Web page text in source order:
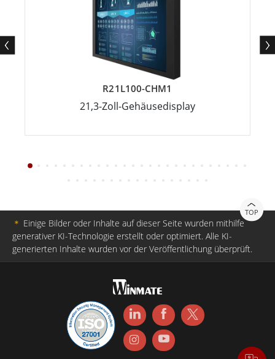
R21L100-CHM1
21,3-Zoll-Gehäusedisplay
TOP
＊ Einige Bilder oder Inhalte auf dieser Seite wurden mithilfe
generativer KI-Technologie erstellt oder optimiert. Alle KI-
generierten Inhalte wurden vor der Veröffentlichung überprüft.